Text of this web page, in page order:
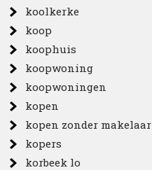
koolkerke
koop
koophuis
koopwoning
koopwoningen
kopen
kopen zonder makelaar
kopers
korbeek lo